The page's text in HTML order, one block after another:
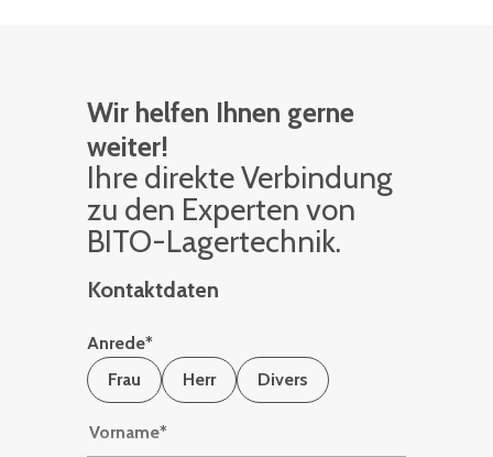
Wir helfen Ihnen gerne
weiter!
Ihre di­rek­te Ver­bin­dung
zu den Ex­per­ten von
BITO-La­ger­tech­nik.
Kontaktdaten
Anrede*
Frau
Herr Divers
Vorname*